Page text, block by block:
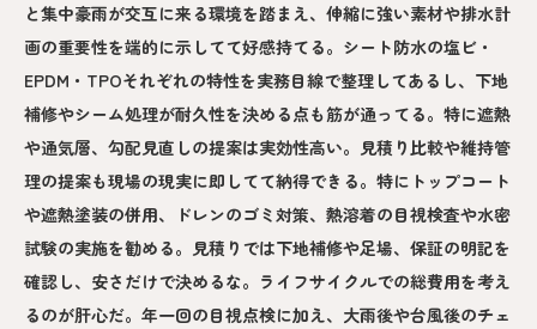
と集中豪雨が交互に来る環境を踏まえ、伸縮に強い素材や排水計
画の重要性を端的に示してて好感持てる。シート防水の塩ビ・
EPDM・TPOそれぞれの特性を実務目線で整理してあるし、下地
補修やシーム処理が耐久性を決める点も筋が通ってる。特に遮熱
や通気層、勾配見直しの提案は実効性高い。見積り比較や維持管
理の提案も現場の現実に即してて納得できる。特にトップコート
や遮熱塗装の併用、ドレンのゴミ対策、熱溶着の目視検査や水密
試験の実施を勧める。見積りでは下地補修や足場、保証の明記を
確認し、安さだけで決めるな。ライフサイクルでの総費用を考え
るのが肝心だ。年一回の目視点検に加え、大雨後や台風後のチェ